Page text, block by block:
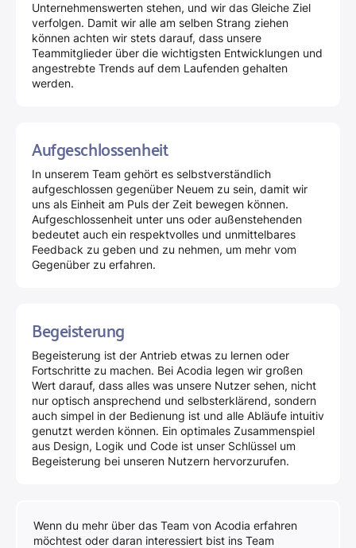
Unternehmenswerten stehen, und wir das Gleiche Ziel
verfolgen. Damit wir alle am selben Strang ziehen
können achten wir stets darauf, dass unsere
Teammitglieder über die wichtigsten Entwicklungen und
angestrebte Trends auf dem Laufenden gehalten
werden.
Aufgeschlossenheit
In unserem Team gehört es selbstverständlich
aufgeschlossen gegenüber Neuem zu sein, damit wir
uns als Einheit am Puls der Zeit bewegen können.
Aufgeschlossenheit unter uns oder außenstehenden
bedeutet auch ein respektvolles und unmittelbares
Feedback zu geben und zu nehmen, um mehr vom
Gegenüber zu erfahren.
Begeisterung
Begeisterung ist der Antrieb etwas zu lernen oder
Fortschritte zu machen. Bei Acodia legen wir großen
Wert darauf, dass alles was unsere Nutzer sehen, nicht
nur optisch ansprechend und selbsterklärend, sondern
auch simpel in der Bedienung ist und alle Abläufe intuitiv
genutzt werden können. Ein optimales Zusammenspiel
aus Design, Logik und Code ist unser Schlüssel um
Begeisterung bei unseren Nutzern hervorzurufen.
Wenn du mehr über das Team von Acodia erfahren
möchtest oder daran interessiert bist ins Team